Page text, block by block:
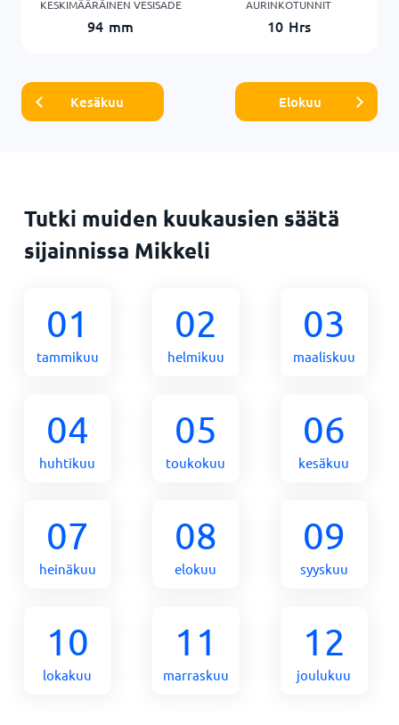
KESKIMÄÄRÄINEN VESISADE
94 mm
AURINKOTUNNIT
10 Hrs
Kesäkuu Elokuu
Tutki muiden kuukausien säätä
sijainnissa Mikkeli
01
tammikuu
02
helmikuu
03
maaliskuu
04
huhtikuu
05
toukokuu
06
kesäkuu
07
heinäkuu
08
elokuu
09
syyskuu
10
lokakuu
11
marraskuu
12
joulukuu